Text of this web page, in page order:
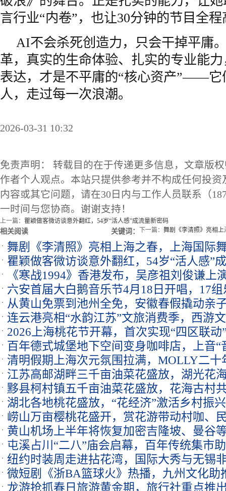
言行业“内卷”，也让30分钟的节目全
AI不会杀死创造力，只会干掉平庸
革，真实的生命体验、扎实的专业能
表达，才是不平庸的“核心资产”——它
人，走过每一次浪潮。
2026-03-31 10:32
免责声明： 转载目的在于传递更多信息，文章版
作者个人观点。本站只提供参考并不构成任何投
内容或其它问题，请在30日内与工作人员联系（
一时间与您协商。谢谢支持！
上一篇： 瞿颖做客微访谈意外翻红，54岁“活人感”成流量新密码
下一篇： 舞剧《李清照》亮相
相关阅读 关键词：
舞剧《李清照》亮相上海之春，上海国际
瞿颖做客微访谈意外翻红，54岁“活人感”
《寒战1994》香港发布，吴彦祖刘俊谦上
六安首届大白鹅音乐节4月18日开唱，17
从黄山免票到池州全免，安徽春假撬动亲
连云港亮相“水韵江苏”文旅消费季，西游
2026上海桃花节开幕，首次实现“四区联动
百年德式城堡地下空间变身咖啡店，上音“
清明假期上海次元氛围拉满，MOLLY二十
江苏高邮湖畔三千亩油菜花盛放，湖光花
黟县柯村镇五千亩油菜花盛放，花海古村
湖北各地桃花盛放，“花经济”激活乡村振
崂山万亩樱桃花盛开，赏花游带动村咖、
黄山机场上半年将恢复加密吉隆坡、曼谷
屯溪占川“二八”庙会启幕，百年传统集市
纽约时装周走进拈花湾，国际大秀与无锡
微短剧《浙BA篮球火》热播，九州文化助
龙游抢抓春日旅游黄金期，旅行社重点推